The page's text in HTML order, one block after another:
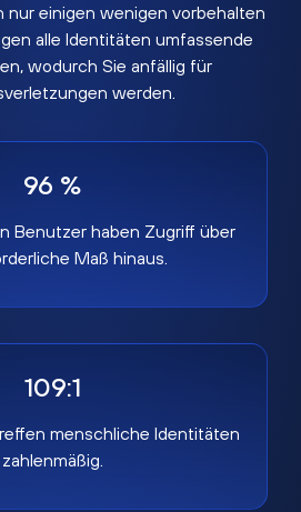
nur einigen wenigen vorbehalten
alle Identitäten umfassende
wodurch Sie anfällig für
werden.
96 %
Benutzer haben Zugriff über
Maß hinaus.
109:1
menschliche Identitäten
zahlenmäßig.